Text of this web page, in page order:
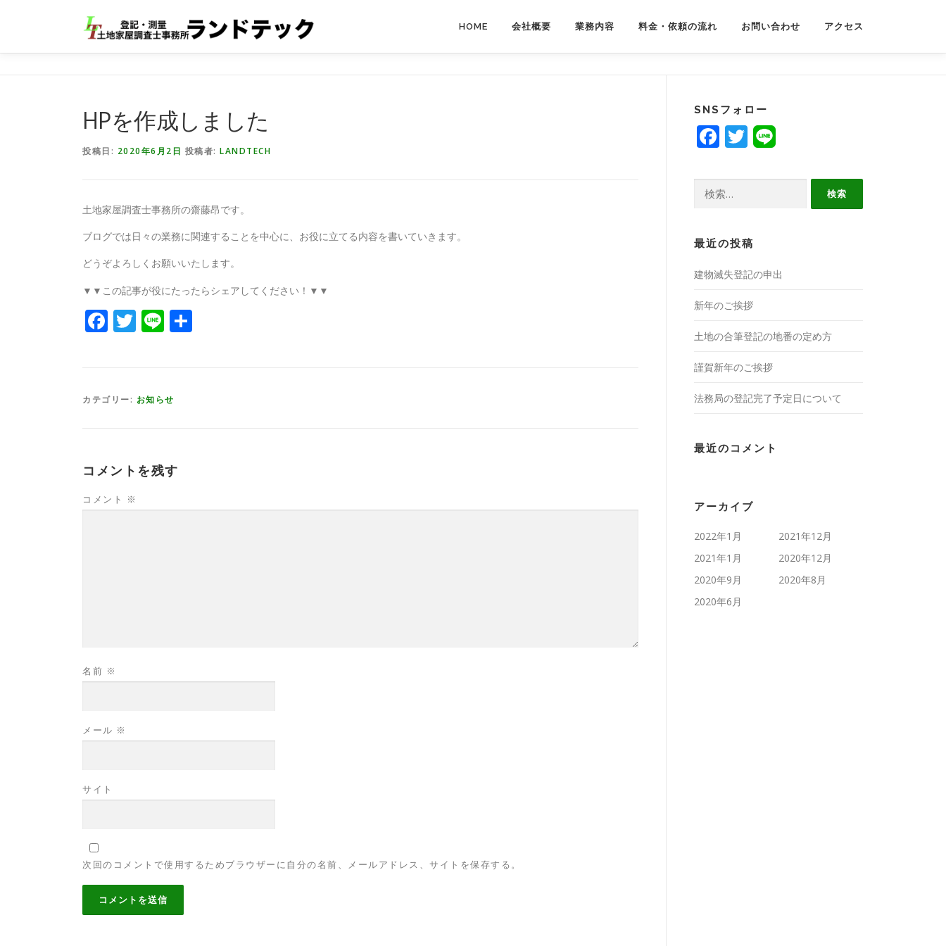
ン
HOME 会社概要 業務内容 料金・依頼の流れ お問い合わせ アクセス
HPを作成しました
投稿日: 2020年6月2日 投稿者: LANDTECH
土地家屋調査士事務所の齋藤昂です。
ブログでは日々の業務に関連することを中心に、お役に立てる内容を書いていきます。
どうぞよろしくお願いいたします。
▼▼この記事が役にたったらシェアしてください！▼▼
Facebook
Twitter
Line
カテゴリー: お知らせ
コメントを残す
コメント ※
名前 ※
メール ※
サイト
次回のコメントで使用するためブラウザーに自分の名前、メールアドレス、サイトを保存する。
SNSフォロー
Facebook
Twitter
最近の投稿
建物滅失登記の申出
新年のご挨拶
土地の合筆登記の地番の定め方
謹賀新年のご挨拶
法務局の登記完了予定日について
最近のコメント
アーカイブ
2022年1月
2021年12月
2021年1月
2020年12月
2020年9月
2020年8月
2020年6月